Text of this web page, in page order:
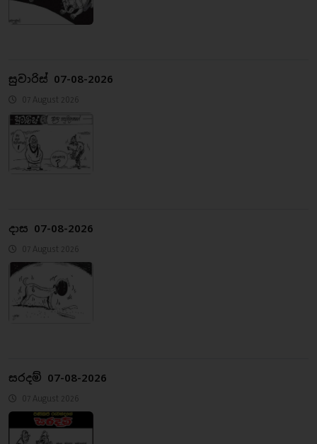
සුවාරිස් 07-08-2026
07 August 2026
දාස 07-08-2026
07 August 2026
සරදම් 07-08-2026
07 August 2026